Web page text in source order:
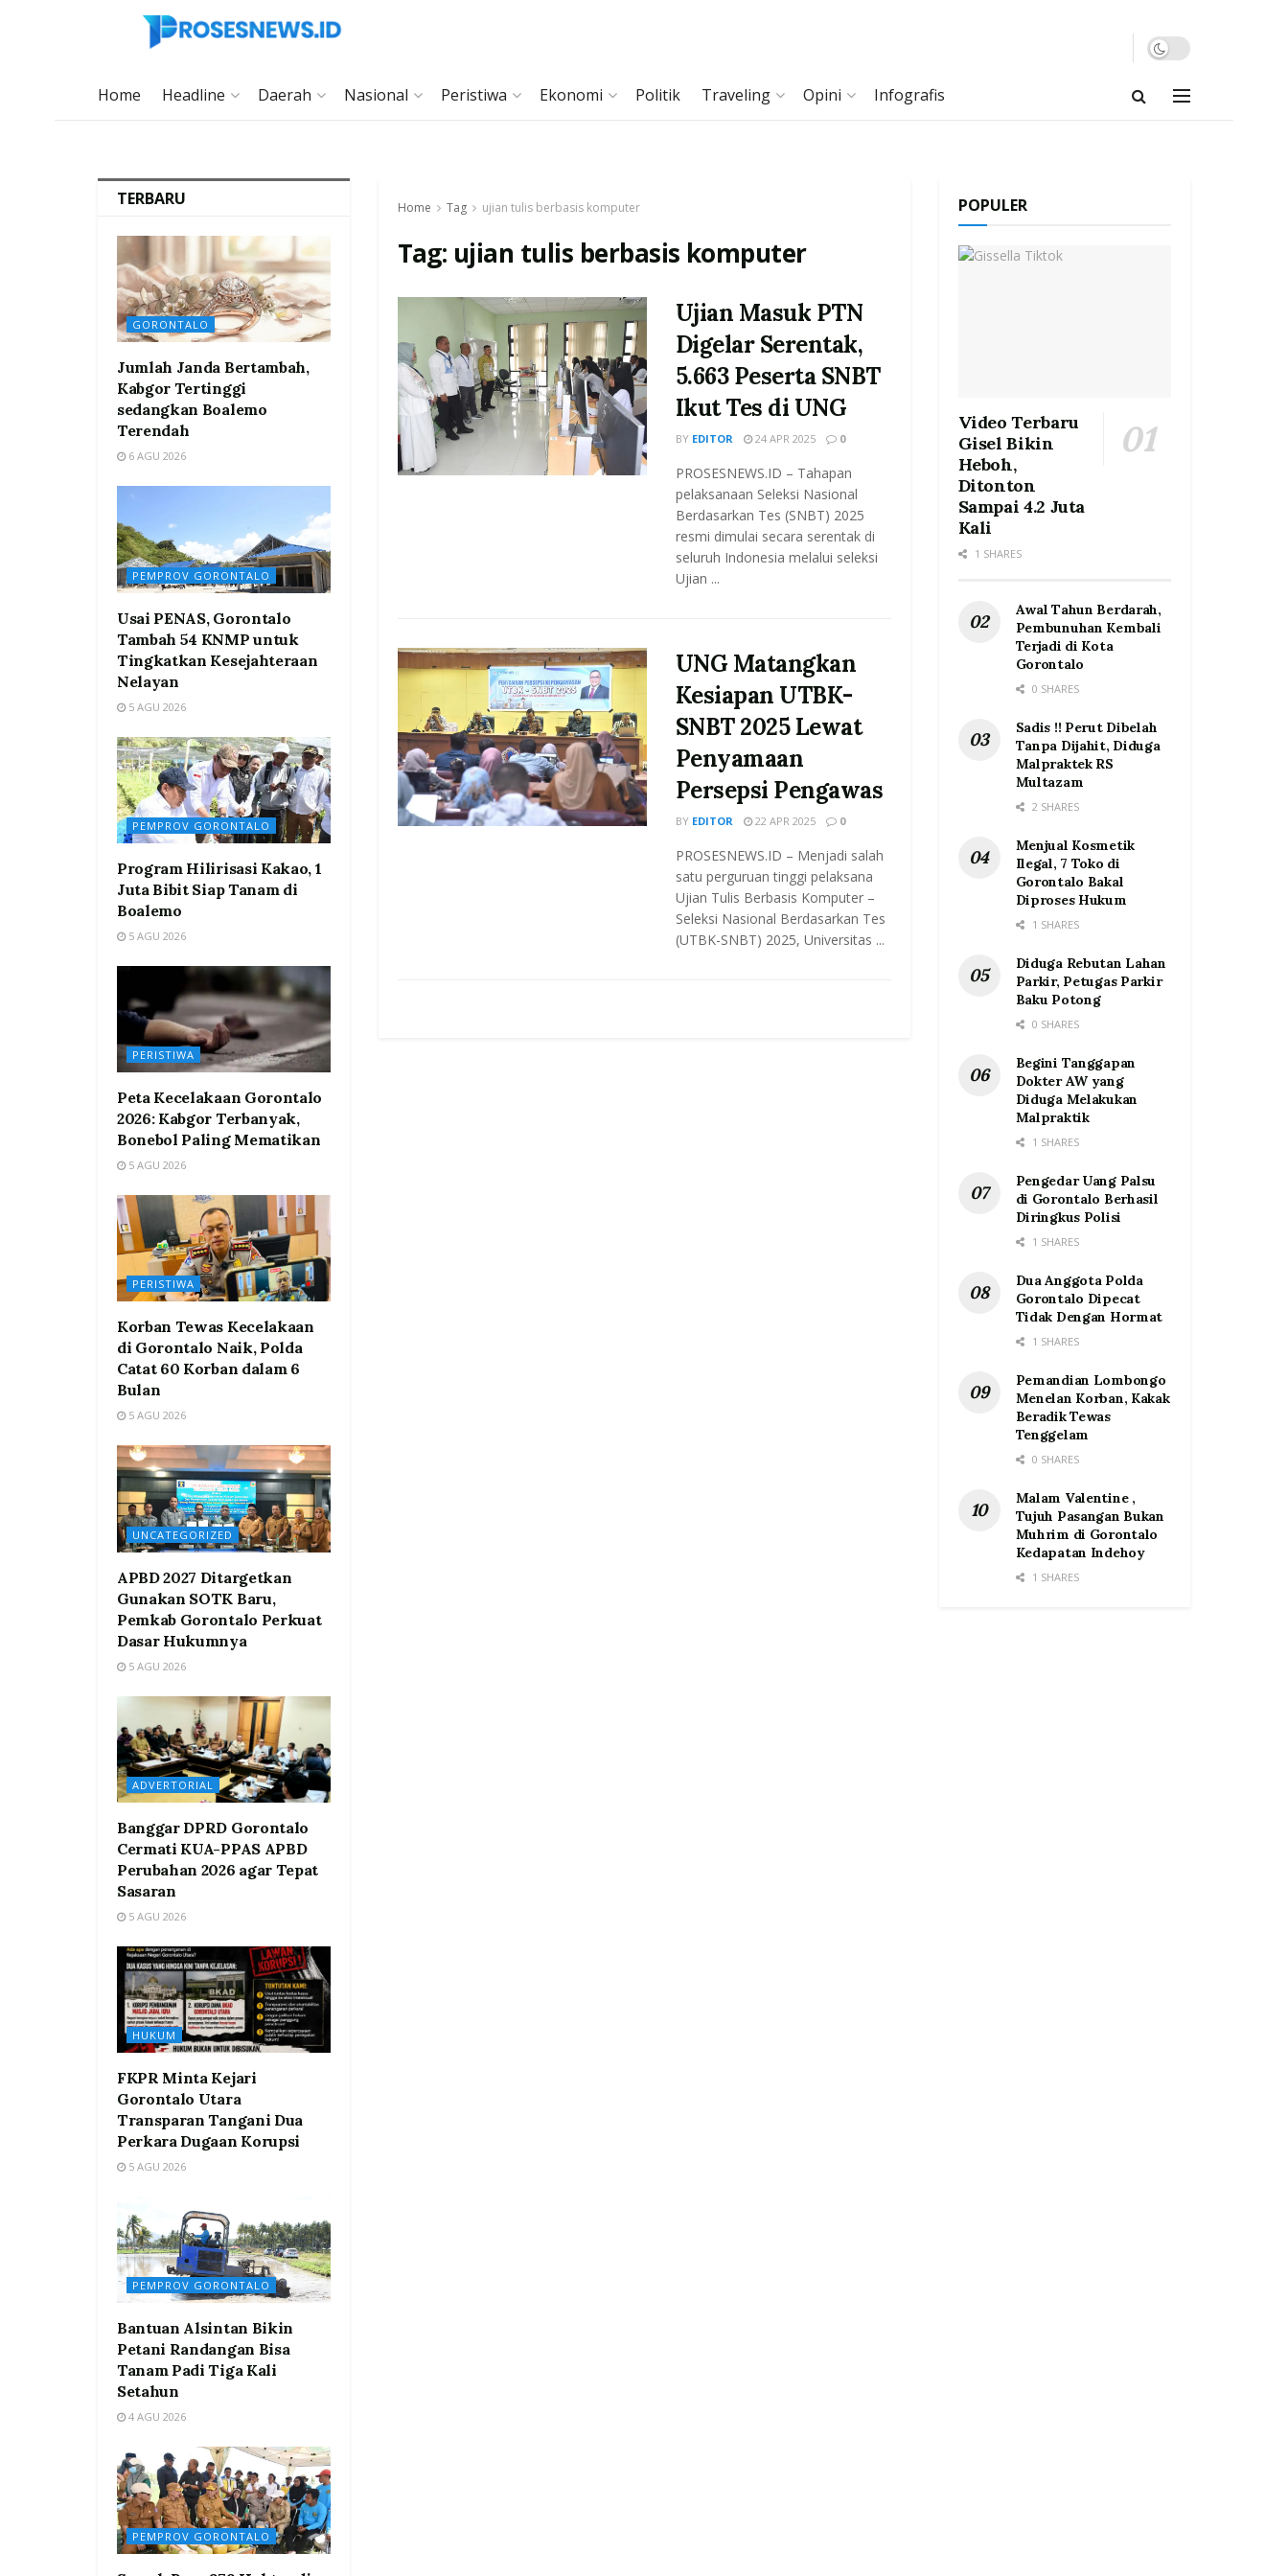
Home Headline Daerah Nasional Peristiwa Ekonomi Politik Traveling Opini Infografis
Home Tag ujian tulis berbasis komputer
Tag: ujian tulis berbasis komputer
Ujian Masuk PTN
Digelar Serentak,
5.663 Peserta SNBT
Ikut Tes di UNG
BY EDITOR 24 APR 2025 0
PROSESNEWS.ID – Tahapan
pelaksanaan Seleksi Nasional
Berdasarkan Tes (SNBT) 2025
resmi dimulai secara serentak di
seluruh Indonesia melalui seleksi
Ujian ...
UNG Matangkan
Kesiapan UTBK-
SNBT 2025 Lewat
Penyamaan
Persepsi Pengawas
BY EDITOR 22 APR 2025 0
PROSESNEWS.ID – Menjadi salah
satu perguruan tinggi pelaksana
Ujian Tulis Berbasis Komputer –
Seleksi Nasional Berdasarkan Tes
(UTBK-SNBT) 2025, Universitas ...
TERBARU
GORONTALO
Jumlah Janda Bertambah,
Kabgor Tertinggi
sedangkan Boalemo
Terendah
6 AGU 2026
PEMPROV GORONTALO
Usai PENAS, Gorontalo
Tambah 54 KNMP untuk
Tingkatkan Kesejahteraan
Nelayan
5 AGU 2026
PEMPROV GORONTALO
Program Hilirisasi Kakao, 1
Juta Bibit Siap Tanam di
Boalemo
5 AGU 2026
PERISTIWA
Peta Kecelakaan Gorontalo
2026: Kabgor Terbanyak,
Bonebol Paling Mematikan
5 AGU 2026
PERISTIWA
Korban Tewas Kecelakaan
di Gorontalo Naik, Polda
Catat 60 Korban dalam 6
Bulan
5 AGU 2026
UNCATEGORIZED
APBD 2027 Ditargetkan
Gunakan SOTK Baru,
Pemkab Gorontalo Perkuat
Dasar Hukumnya
5 AGU 2026
ADVERTORIAL
Banggar DPRD Gorontalo
Cermati KUA-PPAS APBD
Perubahan 2026 agar Tepat
Sasaran
5 AGU 2026
HUKUM
FKPR Minta Kejari
Gorontalo Utara
Transparan Tangani Dua
Perkara Dugaan Korupsi
5 AGU 2026
PEMPROV GORONTALO
Bantuan Alsintan Bikin
Petani Randangan Bisa
Tanam Padi Tiga Kali
Setahun
4 AGU 2026
PEMPROV GORONTALO
POPULER
Video Terbaru
Gisel Bikin
Heboh,
Ditonton
Sampai 4.2 Juta
Kali
1 SHARES
Awal Tahun Berdarah,
Pembunuhan Kembali
Terjadi di Kota
Gorontalo
0 SHARES
Sadis !! Perut Dibelah
Tanpa Dijahit, Diduga
Malpraktek RS
Multazam
2 SHARES
Menjual Kosmetik
Ilegal, 7 Toko di
Gorontalo Bakal
Diproses Hukum
1 SHARES
Diduga Rebutan Lahan
Parkir, Petugas Parkir
Baku Potong
0 SHARES
Begini Tanggapan
Dokter AW yang
Diduga Melakukan
Malpraktik
1 SHARES
Pengedar Uang Palsu
di Gorontalo Berhasil
Diringkus Polisi
1 SHARES
Dua Anggota Polda
Gorontalo Dipecat
Tidak Dengan Hormat
1 SHARES
Pemandian Lombongo
Menelan Korban, Kakak
Beradik Tewas
Tenggelam
0 SHARES
Malam Valentine ,
Tujuh Pasangan Bukan
Muhrim di Gorontalo
Kedapatan Indehoy
1 SHARES